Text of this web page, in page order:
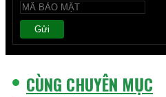
Gửi
CÙNG CHUYÊN MỤC